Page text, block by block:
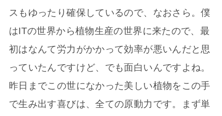
スもゆったり確保しているので、なおさら。僕
はITの世界から植物生産の世界に来たので、最
初はなんて労力がかかって効率が悪いんだと思
っていたんですけど、でも面白いんですよね。
昨日までこの世になかった美しい植物をこの手
で生み出す喜びは、全ての原動力です。まず単